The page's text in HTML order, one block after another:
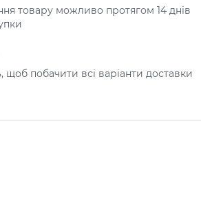
товару можливо протягом 14 днів
щоб побачити всі варіанти доставки